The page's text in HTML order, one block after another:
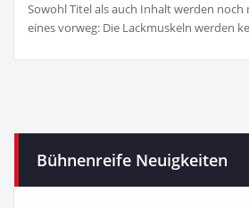
Sowohl Titel als auch Inhalt werden
eines vorweg: Die Lackmuskeln werden
Bühnenreife Neuigkeiten